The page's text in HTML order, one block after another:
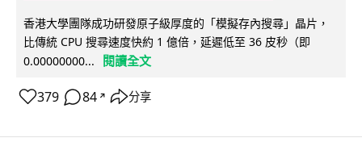
香港大學團隊成功研發原子級厚度的「模擬存內搜尋」晶片，
比傳統 CPU 搜尋速度快約 1 億倍，延遲低至 36 皮秒（即
0.00000000...
閱讀全文
379 84 ↗ 分享